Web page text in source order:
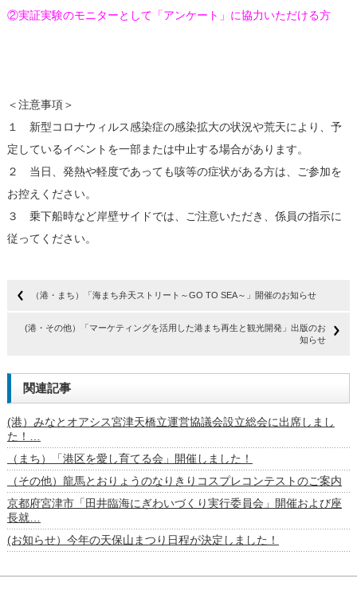
②実証実験のモニターとして「アンケート」に協力いただける方
＜注意事項＞
１ 新型コロナウィルス感染症の感染拡大の状況や荒天により、予
定しているイベントを一部または中止する場合があります。
２ 当日、発熱や軽度であっても咳等の症状がある方は、ご参加を
お控えください。
３ 乗下船時など岸壁サイドでは、ご注意いただき、係員の指示に
従ってください。
（港・まち）「海まち弁天ストリート～GO TO SEA～」開催のお知らせ
(港・その他）「マーケティングを活用した港まち再生と観光開発」出版のお
知らせ
関連記事
(港）みなとオアシス宮津天橋立運営協議会設立総会に出席しまし
た！…
（まち）「港区を愛し育てる会」開催しました！
（その他）龍馬とおりょうのなりきりコスプレコンテストのご案内
京都府宮津市「田井臨海にぎわいづくり実行委員会」開催および座
長就…
(お知らせ）今年の天保山まつり日程が決定しました！